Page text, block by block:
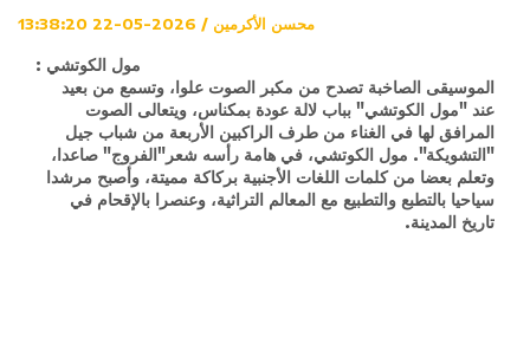
محسن الأكرمين / 2026-05-22 13:38:20
مول الكوتشي :
الموسيقى الصاخبة تصدح من مكبر الصوت علوا، وتسمع من بعيد
عند "مول الكوتشي" بباب لالة عودة بمكناس، ويتعالى الصوت
المرافق لها في الغناء من طرف الراكبين الأربعة من شباب جيل
"التشويكة". مول الكوتشي، في هامة رأسه شعر"الفروج" صاعدا،
وتعلم بعضا من كلمات اللغات الأجنبية بركاكة مميتة، وأصبح مرشدا
سياحيا بالتطبع والتطبيع مع المعالم التراثية، وعنصرا بالإقحام في
تاريخ المدينة.